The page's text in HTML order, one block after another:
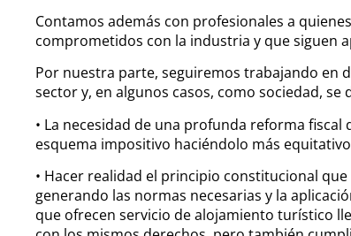
Contamos además con profesionales a
comprometidos con la industria y que siguen
Por nuestra parte, seguiremos trabajando en
sector y, en algunos casos, como sociedad, se
• La necesidad de una profunda reforma
esquema impositivo haciéndolo más
• Hacer realidad el principio constitucional
generando las normas necesarias y la
que ofrecen servicio de alojamiento turístico